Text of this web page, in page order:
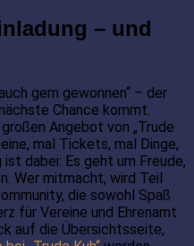
– und
gern gewonnen“ – der
Chance kommt.
Angebot von „Trude
mal Tickets, mal Dinge,
dabei: Es geht um Freude,
Wer mitmacht, wird Teil
die sowohl Spaß
für Vereine und Ehrenamt
auf die Übersichtsseite,